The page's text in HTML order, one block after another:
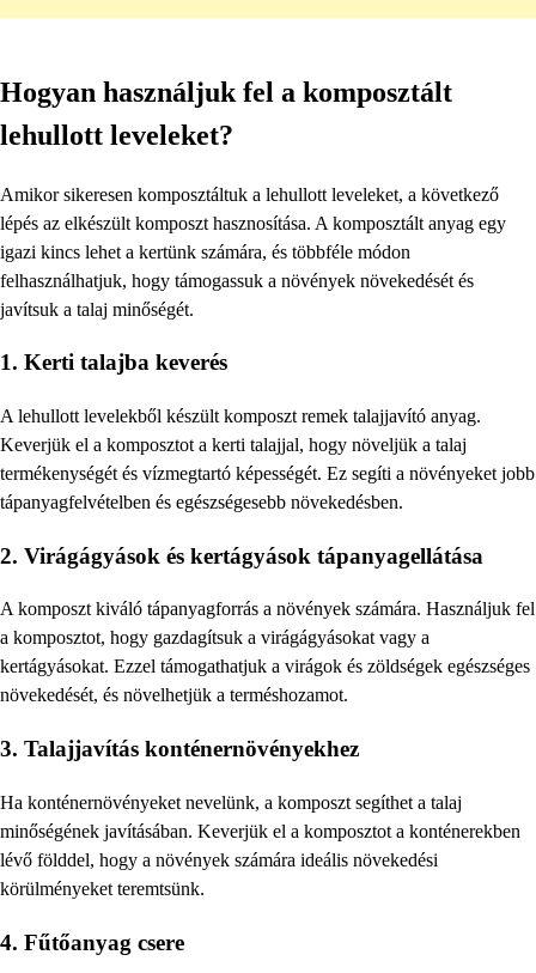
Hogyan használjuk fel a komposztált
lehullott leveleket?
Amikor sikeresen komposztáltuk a lehullott leveleket, a következő
lépés az elkészült komposzt hasznosítása. A komposztált anyag egy
igazi kincs lehet a kertünk számára, és többféle módon
felhasználhatjuk, hogy támogassuk a növények növekedését és
javítsuk a talaj minőségét.
1. Kerti talajba keverés
A lehullott levelekből készült komposzt remek talajjavító anyag.
Keverjük el a komposztot a kerti talajjal, hogy növeljük a talaj
termékenységét és vízmegtartó képességét. Ez segíti a növényeket jobb
tápanyagfelvételben és egészségesebb növekedésben.
2. Virágágyások és kertágyások tápanyagellátása
A komposzt kiváló tápanyagforrás a növények számára. Használjuk fel
a komposztot, hogy gazdagítsuk a virágágyásokat vagy a
kertágyásokat. Ezzel támogathatjuk a virágok és zöldségek egészséges
növekedését, és növelhetjük a terméshozamot.
3. Talajjavítás konténernövényekhez
Ha konténernövényeket nevelünk, a komposzt segíthet a talaj
minőségének javításában. Keverjük el a komposztot a konténerekben
lévő földdel, hogy a növények számára ideális növekedési
körülményeket teremtsünk.
4. Fűtőanyag csere